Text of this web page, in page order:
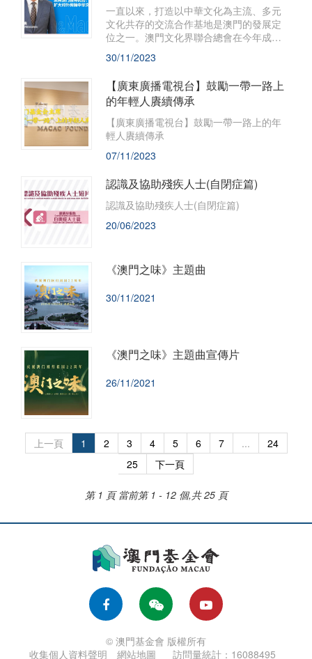
大對外傳播中華文化的軟實力
一直以來，打造以中華文化為主流、多元
文化共存的交流合作基地是澳門的發展定
位之一。澳門文化界聯合總會在今年成
立，致力於凝聚澳門文化藝術界，促進文
藝界的大團結、大協作、大聯合，助力“一
基地”建設，特別是與葡語國家的文化交流
合作，向世界傳播中華文化等。日前，澳
門文化界聯合總會會長吳志良在接受南方
財經全媒體記者採訪時表示，澳門擁有一
套中外都特別容易理解和接受的話語體
系，是講好中國故事、澳門故事的重要視
窗，能夠在粵港澳大灣區對外傳播方面發
有助於港澳推動人文灣區的建設。
30/11/2023
【廣東廣播電視台】鼓勵一帶一路上
的年輕人賡續傳承
【廣東廣播電視台】鼓勵一帶一路上的年
輕人賡續傳承
07/11/2023
認識及協助殘疾人士(自閉症篇)
認識及協助殘疾人士(自閉症篇)
20/06/2023
《澳門之味》主題曲
30/11/2021
《澳門之味》主題曲宣傳片
26/11/2021
上一頁 1 2 3 4 5 6 7 ...
24
25
下一頁
第 1 頁 當前第 1 - 12 個,共 25 頁
© 澳門基金會 版權所有
收集個人資料聲明
網站地圖 訪問量統計：16088495